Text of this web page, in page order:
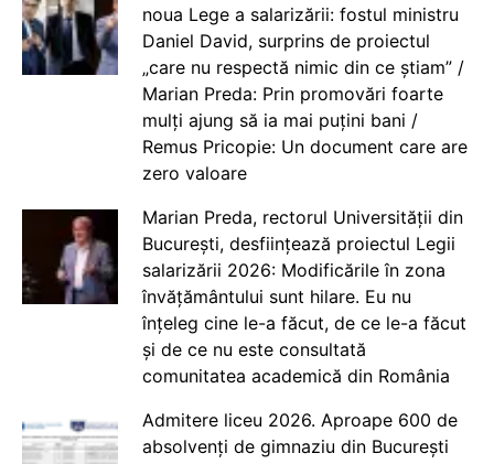
noua Lege a salarizării: fostul ministru
Daniel David, surprins de proiectul
„care nu respectă nimic din ce știam” /
Marian Preda: Prin promovări foarte
mulți ajung să ia mai puțini bani /
Remus Pricopie: Un document care are
zero valoare
Marian Preda, rectorul Universității din
București, desființează proiectul Legii
salarizării 2026: Modificările în zona
învățământului sunt hilare. Eu nu
înțeleg cine le-a făcut, de ce le-a făcut
și de ce nu este consultată
comunitatea academică din România
Admitere liceu 2026. Aproape 600 de
absolvenți de gimnaziu din București